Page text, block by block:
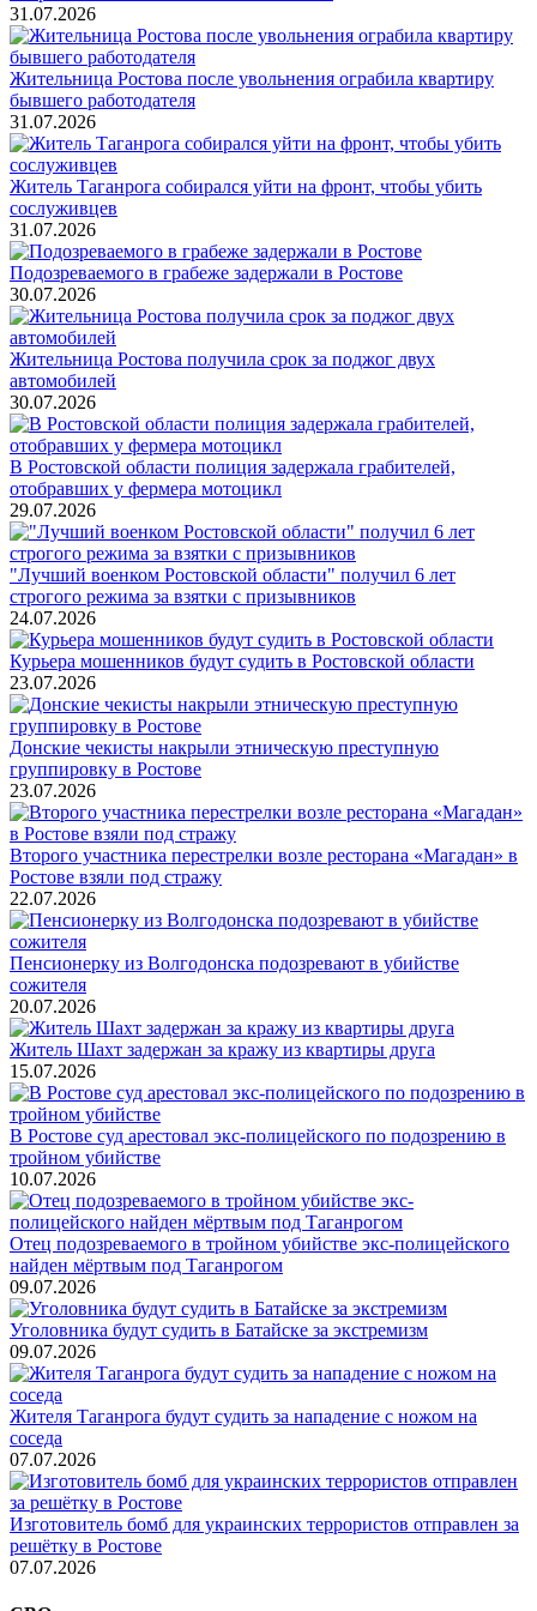
31.07.2026
Жительница Ростова после увольнения ограбила квартиру
бывшего работодателя
31.07.2026
Житель Таганрога собирался уйти на фронт, чтобы убить
сослуживцев
31.07.2026
Подозреваемого в грабеже задержали в Ростове
30.07.2026
Жительница Ростова получила срок за поджог двух
автомобилей
30.07.2026
В Ростовской области полиция задержала грабителей,
отобравших у фермера мотоцикл
29.07.2026
"Лучший военком Ростовской области" получил 6 лет
строгого режима за взятки с призывников
24.07.2026
Курьера мошенников будут судить в Ростовской области
23.07.2026
Донские чекисты накрыли этническую преступную
группировку в Ростове
23.07.2026
Второго участника перестрелки возле ресторана «Магадан» в
Ростове взяли под стражу
22.07.2026
Пенсионерку из Волгодонска подозревают в убийстве
сожителя
20.07.2026
Житель Шахт задержан за кражу из квартиры друга
15.07.2026
В Ростове суд арестовал экс-полицейского по подозрению в
тройном убийстве
10.07.2026
Отец подозреваемого в тройном убийстве экс-полицейского
найден мёртвым под Таганрогом
09.07.2026
Уголовника будут судить в Батайске за экстремизм
09.07.2026
Жителя Таганрога будут судить за нападение с ножом на
соседа
07.07.2026
Изготовитель бомб для украинских террористов отправлен за
решётку в Ростове
07.07.2026